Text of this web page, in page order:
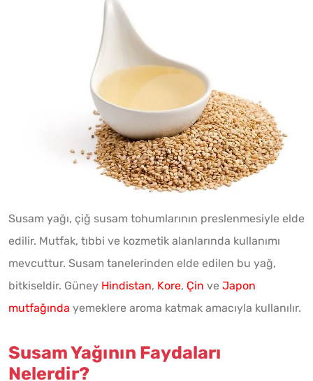
Susam yağı, çiğ susam tohumlarının preslenmesiyle elde
edilir. Mutfak, tıbbi ve kozmetik alanlarında kullanımı
mevcuttur. Susam tanelerinden elde edilen bu yağ,
bitkiseldir. Güney Hindistan, Kore, Çin ve Japon
mutfağında yemeklere aroma katmak amacıyla kullanılır.
Susam Yağının Faydaları
Nelerdir?